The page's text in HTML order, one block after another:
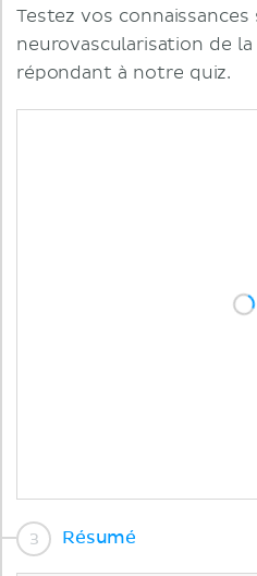
Testez vos connaissances
neurovascularisation de
répondant à notre quiz.
Résumé